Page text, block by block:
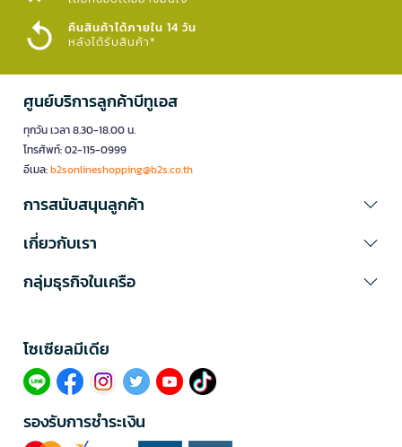
คืนสินค้าได้ภายใน 14 วัน
หลังได้รับสินค้า*
ศูนย์บริการลูกค้าบีทูเอส
ทุกวัน เวลา 8.30-18.00 น.
โทรศัพท์: 02-115-0999
อีเมล:b2sonlineshopping@b2s.co.th
การสนับสนุนลูกค้า
เกี่ยวกับเรา
กลุ่มธุรกิจในเครือ
โซเซียลมีเดีย​
รองรับการชำระเงิน